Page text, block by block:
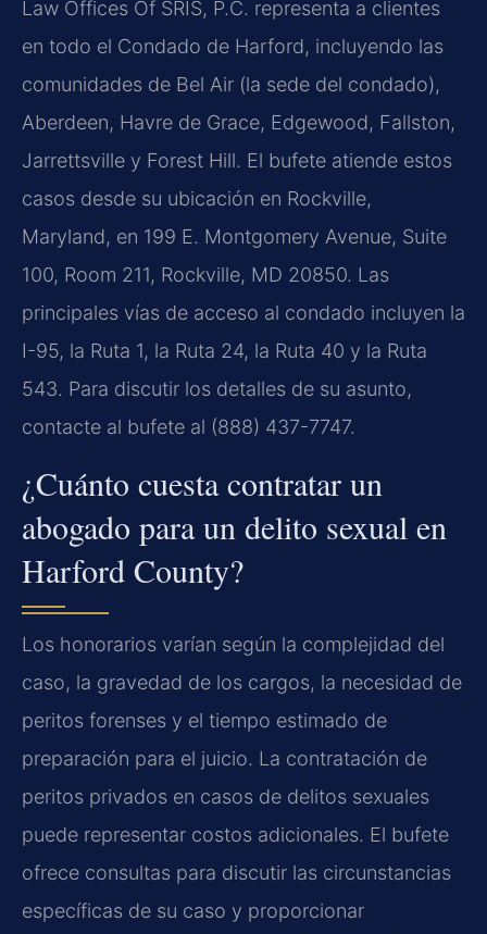
Law Offices Of SRIS, P.C. representa a clientes
en todo el Condado de Harford, incluyendo las
comunidades de Bel Air (la sede del condado),
Aberdeen, Havre de Grace, Edgewood, Fallston,
Jarrettsville y Forest Hill. El bufete atiende estos
casos desde su ubicación en Rockville,
Maryland, en 199 E. Montgomery Avenue, Suite
100, Room 211, Rockville, MD 20850. Las
principales vías de acceso al condado incluyen la
I-95, la Ruta 1, la Ruta 24, la Ruta 40 y la Ruta
543. Para discutir los detalles de su asunto,
contacte al bufete al (888) 437-7747.
¿Cuánto cuesta contratar un
abogado para un delito sexual en
Harford County?
Los honorarios varían según la complejidad del
caso, la gravedad de los cargos, la necesidad de
peritos forenses y el tiempo estimado de
preparación para el juicio. La contratación de
peritos privados en casos de delitos sexuales
puede representar costos adicionales. El bufete
ofrece consultas para discutir las circunstancias
específicas de su caso y proporcionar